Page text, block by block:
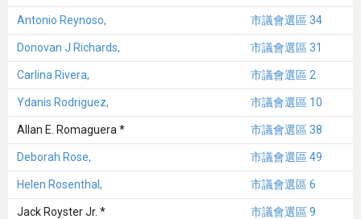
Antonio Reynoso, 市議會選區 34
Donovan J Richards, 市議會選區 31
Carlina Rivera, 市議會選區 2
Ydanis Rodriguez, 市議會選區 10
Allan E. Romaguera * 市議會選區 38
Deborah Rose, 市議會選區 49
Helen Rosenthal, 市議會選區 6
Jack Royster Jr. * 市議會選區 9